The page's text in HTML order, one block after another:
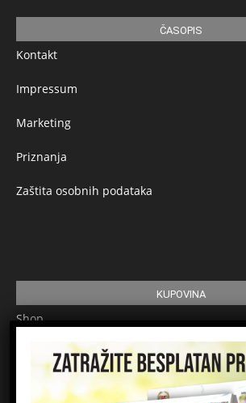
ČASOPIS
Kontakt
Impressum
Marketing
Priznanja
Zaštita osobnih podataka
KUPOVINA
Shop
Pretplata
Uvjeti korištenja